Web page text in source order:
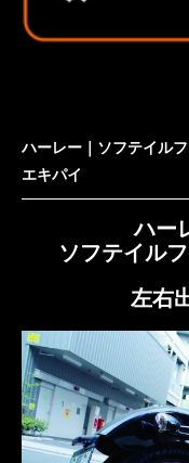
ハーレー｜ソフテイル
エキパイ
ハー
ソフテイル
左右